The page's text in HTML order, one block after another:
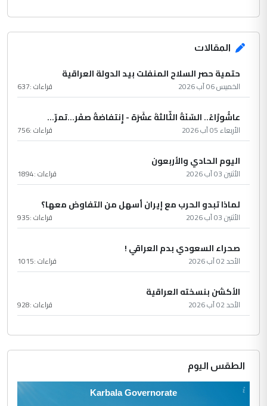
المقالات
حتمية حصر السلاح المنفلت بيد الدولة العراقية
الخميس 06 آب 2026 قراءات :637
عاشُورْاءُ.. السّنَةُ الثّالثةَ عشَرَة - إِنتفاضةُ صفَر…تمرّ...
الأربعاء 05 آب 2026 قراءات :756
اليوم الحادي والأربعون
الأثنين 03 آب 2026 قراءات :1894
لماذا تبدو الحرب مع إيران أسهل من التفاوض معها؟
الأثنين 03 آب 2026 قراءات :935
صحراء السعودي بدم العراقي !
الأحد 02 آب 2026 قراءات :1015
الأكشن بنسخته العراقية
الأحد 02 آب 2026 قراءات :928
الطقس اليوم
Karbala Governorate